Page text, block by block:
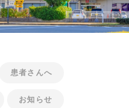
患者さんへ
お知らせ